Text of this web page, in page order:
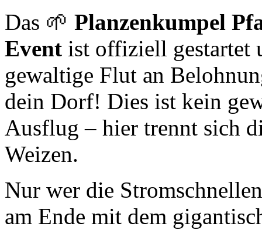
Das 🌱 Planzenkumpel
Event ist offiziell gestartet
gewaltige Flut an
dein Dorf! Dies ist kein
Ausflug – hier trennt sich
Weizen.
Nur wer die
am Ende mit dem